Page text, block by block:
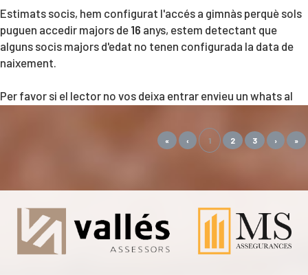
Estimats socis, hem configurat l'accés a gimnàs perquè sols
puguen accedir majors de 16 anys, estem detectant que
alguns socis majors d'edat no tenen configurada la data de
naixement.
Per favor si el lector no vos deixa entrar envieu un whats al
« ‹ 1 2 3 › »